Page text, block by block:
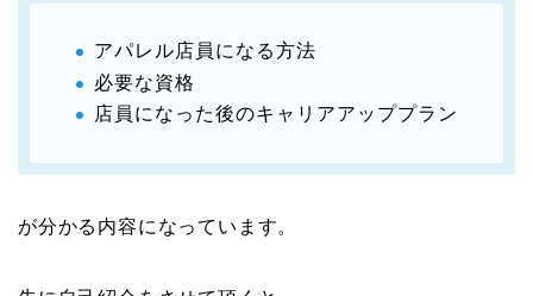
アパレル店員になる方法
必要な資格
店員になった後のキャリアアッププラン
が分かる内容になっています。